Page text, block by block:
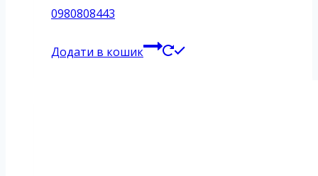
0980808443
Додати в кошик